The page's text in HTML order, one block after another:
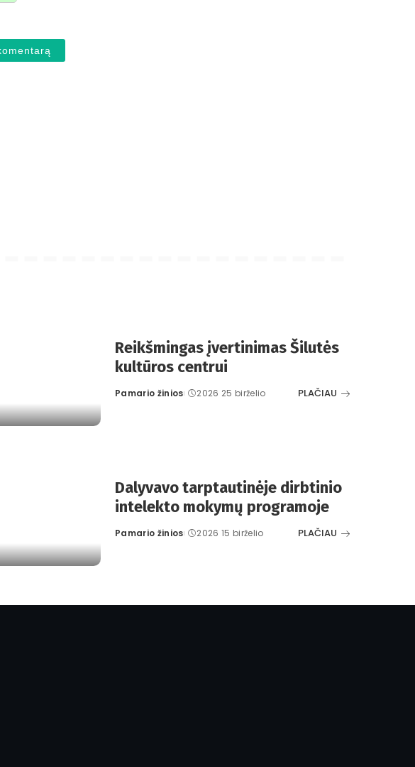
Reikšmingas įvertinimas Šilutės
kultūros centrui
Posted
Pamario žinios 2026 25 birželio PLAČIAU
Dalyvavo tarptautinėje dirbtinio
intelekto mokymų programoje
Posted
Pamario žinios 2026 15 birželio PLAČIAU